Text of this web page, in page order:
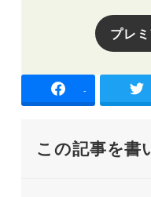
プレ
-
この記事を書